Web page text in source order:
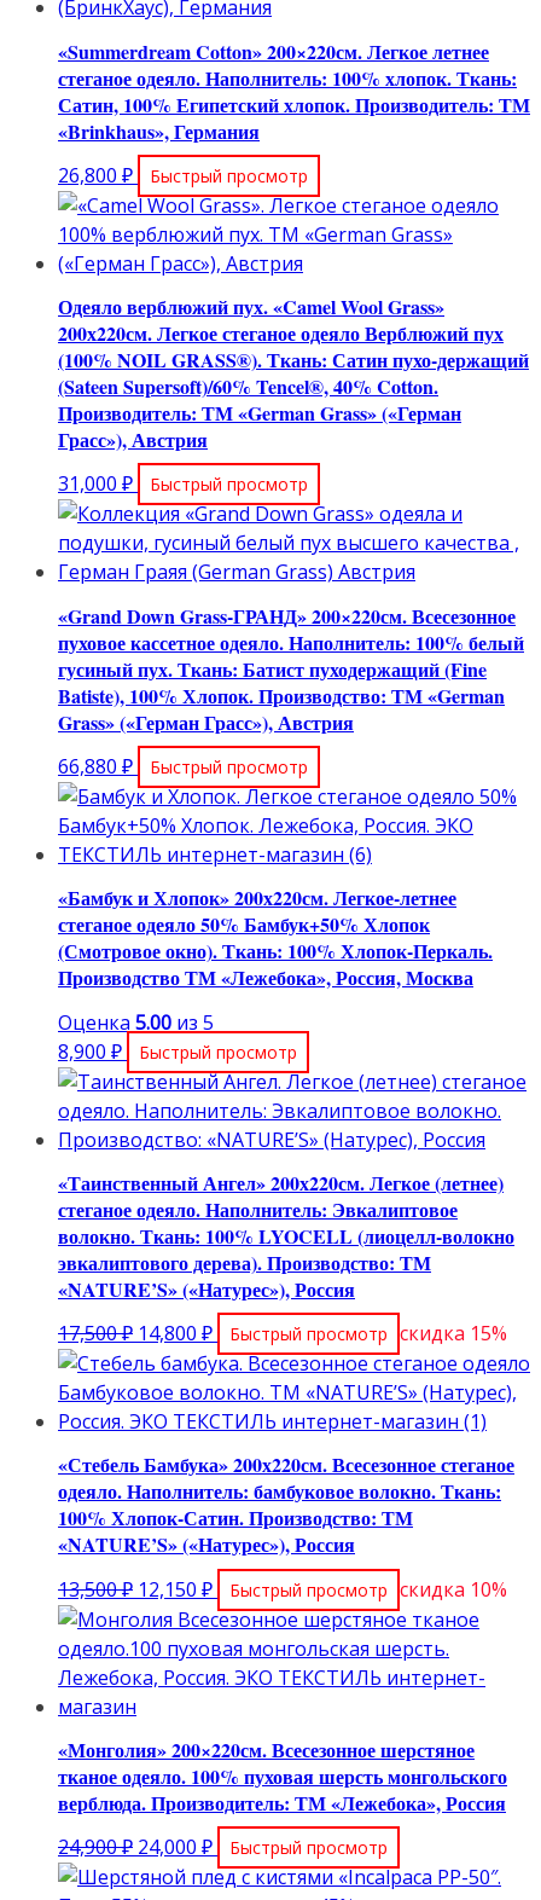
«Summerdream Cotton» 200×220см. Легкое летнее
стеганое одеяло. Наполнитель: 100% хлопок. Ткань:
Сатин, 100% Египетский хлопок. Производитель: ТМ
«Brinkhaus», Германия
26,800 ₽ Быстрый просмотр
Одеяло верблюжий пух. «Camel Wool Grass»
200х220см. Легкое стеганое одеяло Верблюжий пух
(100% NOIL GRASS®). Ткань: Сатин пухо-держащий
(Sateen Supersoft)/60% Tencel®, 40% Cotton.
Производитель: ТМ «German Grass» («Герман
Грасс»), Австрия
31,000 ₽ Быстрый просмотр
«Grand Down Grass-ГРАНД» 200×220см. Всесезонное
пуховое кассетное одеяло. Наполнитель: 100% белый
гусиный пух. Ткань: Батист пуходержащий (Fine
Batiste), 100% Хлопок. Производство: ТМ «German
Grass» («Герман Грасс»), Австрия
66,880 ₽ Быстрый просмотр
«Бамбук и Хлопок» 200х220см. Легкое-летнее
стеганое одеяло 50% Бамбук+50% Хлопок
(Смотровое окно). Ткань: 100% Хлопок-Перкаль.
Производство ТМ «Лежебока», Россия, Москва
Оценка 5.00 из 5
8,900 ₽ Быстрый просмотр
«Таинственный Ангел» 200х220см. Легкое (летнее)
стеганое одеяло. Наполнитель: Эвкалиптовое
волокно. Ткань: 100% LYOCELL (лиоцелл-волокно
эвкалиптового дерева). Производство: ТМ
«NATURE’S» («Натурес»), Россия
17,500₽ Первоначальная
цена
составляла
17,500 ₽.
14,800 ₽Текущая
цена:
14,800 ₽.
Быстрый просмотр скидка 15%
«Стебель Бамбука» 200х220см. Всесезонное стеганое
одеяло. Наполнитель: бамбуковое волокно. Ткань:
100% Хлопок-Сатин. Производство: ТМ
«NATURE’S» («Натурес»), Россия
13,500₽ Первоначальная
цена
составляла
13,500 ₽.
12,150 ₽Текущая
цена:
12,150 ₽.
Быстрый просмотр скидка 10%
«Монголия» 200×220см. Всесезонное шерстяное
тканое одеяло. 100% пуховая шерсть монгольского
верблюда. Производитель: ТМ «Лежебока», Россия
24,900₽ Первоначальная
цена
24,000 ₽Текущая
цена:
Быстрый просмотр